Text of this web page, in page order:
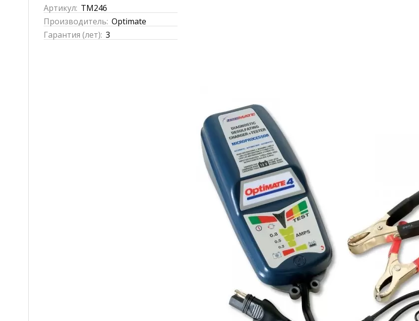
Артикул: TM246
Производитель: Optimate
Гарантия (лет): 3